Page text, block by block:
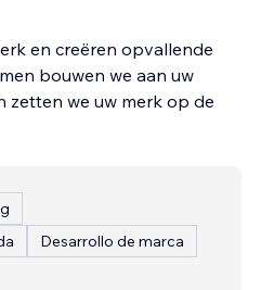
en creëren opvallende
bouwen we aan uw
zetten we uw merk op de
Desarrollo de marca